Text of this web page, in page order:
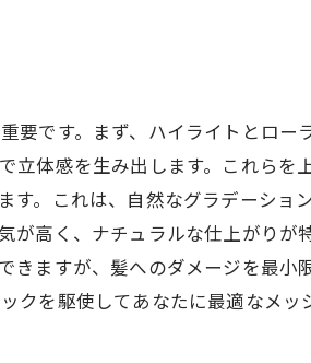
ルのアレンジ方法
ォーアフター
シュスタイル
ザインアイデア
シュスタイル
するためのカウンセリング
タイル施術の流れ
です。まず、ハイライトとロー
体感を生み出します。これらを
。これは、自然なグラデーショ
高く、ナチュラルな仕上がりが
ますが、髪へのダメージを最小
クを駆使してあなたに最適なメッ